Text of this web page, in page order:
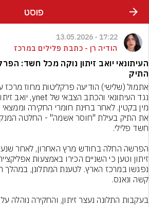
פוסט
17:22 - 13.05.2026
הודיה רן - כתבת פלילים במרכז
העיתונאי יואב זיתון נוקה מכל חשד:
התיק